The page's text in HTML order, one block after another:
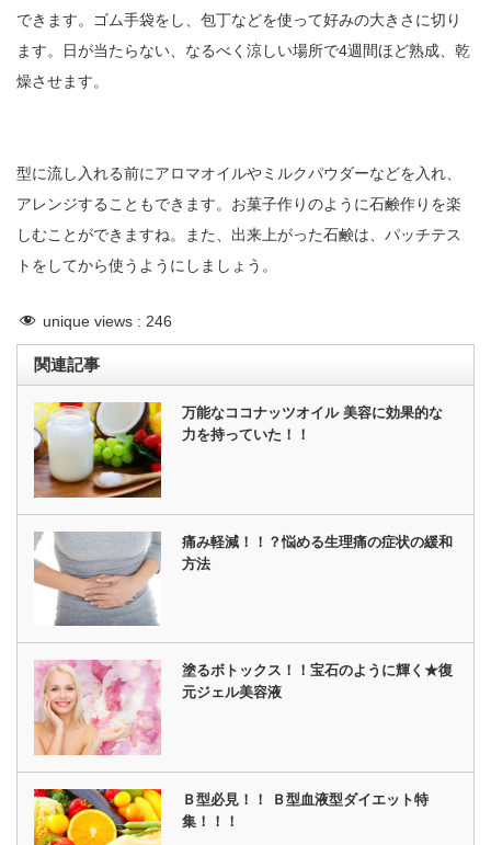
できます。ゴム手袋をし、包丁などを使って好みの大きさに切り
ます。日が当たらない、なるべく涼しい場所で4週間ほど熟成、乾
燥させます。
型に流し入れる前にアロマオイルやミルクパウダーなどを入れ、
アレンジすることもできます。お菓子作りのように石鹸作りを楽
しむことができますね。また、出来上がった石鹸は、パッチテス
トをしてから使うようにしましょう。
unique views : 246
関連記事
万能なココナッツオイル 美容に効果的な
力を持っていた！！
痛み軽減！！？悩める生理痛の症状の緩和
方法
塗るボトックス！！宝石のように輝く★復
元ジェル美容液
Ｂ型必見！！ Ｂ型血液型ダイエット特
集！！！